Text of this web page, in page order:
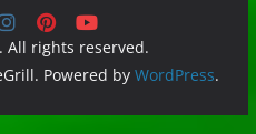
. All rights reserved.
Powered by WordPress.